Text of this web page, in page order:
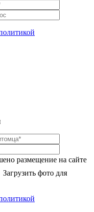
размещение на сайте
Загрузить фото для